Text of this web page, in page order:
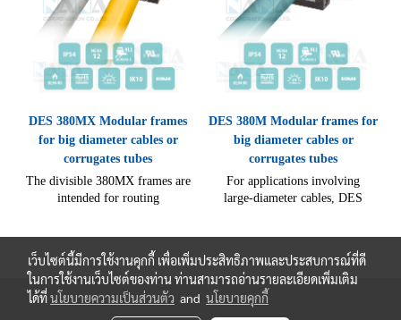
DES 380MX Modular frames
for big diameter cables or
corrugates tubes
The divisible 380MX frames are
intended for routing
providing mechanical and fluid
sealing.
DES 380M Modular frames for
big diameter cables or
corrugates tubes
For applications involving
large‑diameter cables, DES
เว็บไซต์นี้มีการใช้งานคุกกี้ เพื่อเพิ่มประสิทธิภาพและประสบการณ์ที่ดี
ในการใช้งานเว็บไซต์ของท่าน ท่านสามารถอ่านรายละเอียดเพิ่มเติม
ได้ที่นโยบายความเป็นส่วนตัว and นโยบายคุกกี้